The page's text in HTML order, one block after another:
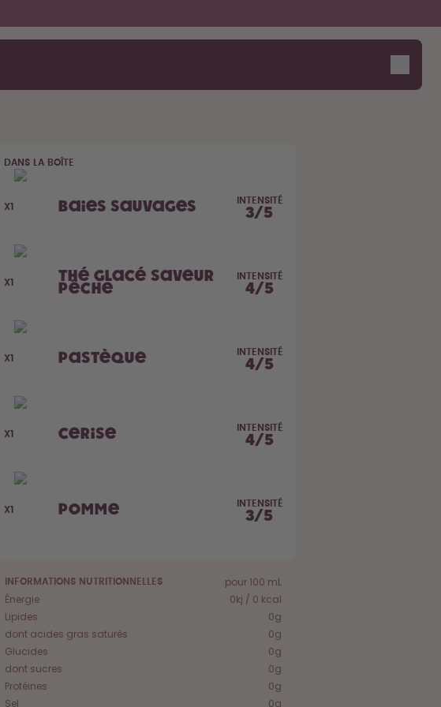
–
DANS LA BOÎTE
X1 Baies Sauvages INTENSITÉ
3/5
X1
Thé Glacé saveur
Pêche
INTENSITÉ
4/5
X1 Pastèque INTENSITÉ
4/5
X1 Cerise INTENSITÉ
4/5
X1 Pomme INTENSITÉ
3/5
INFORMATIONS NUTRITIONNELLES
pour 100 mL
Énergie
0kj / 0 kcal
Lipides
0g
dont acides gras saturés
0g
Glucides
0g
dont sucres
0g
Protéines
0g
Sel
0g